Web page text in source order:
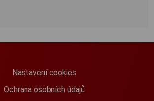
Nastavení cookies
Ochrana osobních údajů